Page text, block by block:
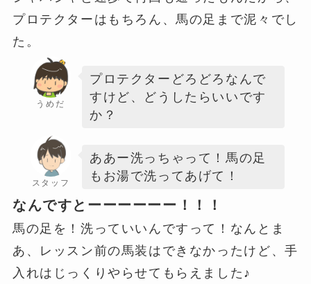
プロテクターはもちろん、馬の足まで泥々でし
た。
うめだ
プロテクターどろどろなんで
すけど、どうしたらいいです
か？
スタッフ
ああー洗っちゃって！馬の足
もお湯で洗ってあげて！
なんですとーーーーーー！！！
馬の足を！洗っていいんですって！なんとま
あ、レッスン前の馬装はできなかったけど、手
入れはじっくりやらせてもらえました♪